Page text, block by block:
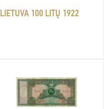
LIETUVA 100 LITŲ 1922